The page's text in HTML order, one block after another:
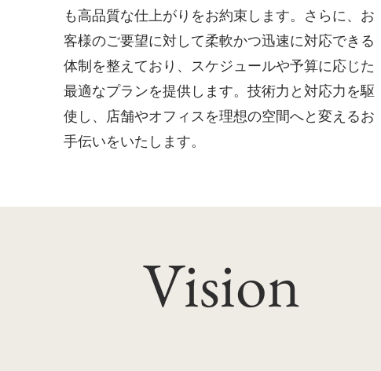
も高品質な仕上がりをお約束します。さらに、お
客様のご要望に対して柔軟かつ迅速に対応できる
体制を整えており、スケジュールや予算に応じた
最適なプランを提供します。技術力と対応力を駆
使し、店舗やオフィスを理想の空間へと変えるお
手伝いをいたします。
Vision